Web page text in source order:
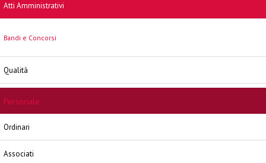
Atti Amministrativi
Bandi e Concorsi
Qualità
Personale
Ordinari
Associati